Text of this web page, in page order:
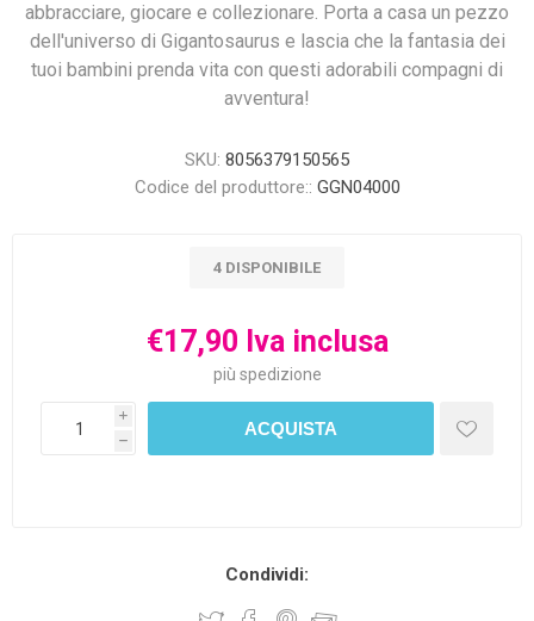
abbracciare, giocare e collezionare. Porta a casa un pezzo
dell'universo di Gigantosaurus e lascia che la fantasia dei
tuoi bambini prenda vita con questi adorabili compagni di
avventura!
SKU: 8056379150565
Codice del produttore:: GGN04000
4 DISPONIBILE
€17,90 Iva inclusa
più spedizione
i
h
Condividi: